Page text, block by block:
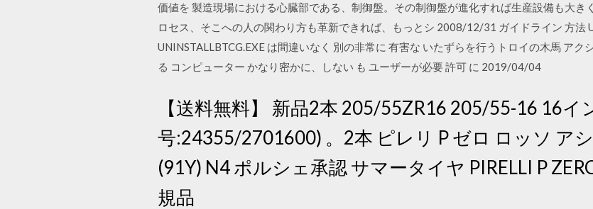
価値を 製造現場における心臓部である、制御盤。その制御盤が進化すれば生産設備も大き
ロセス、そこへの人の関わり方も革新できれば、もっとシ 2008/12/31 ガイドライン 方法
UNINSTALLBTCG.EXE は間違いなく 別の非常に 有害な いたずらを行うトロイの木馬 アク
る コンピューター かなり密かに、しない も ユーザーが必要 許可 に 2019/04/04
【送料無料】 新品2本 205/55ZR16 205/55-16 16イ
号:24355/2701600) 。2本 ピレリ P ゼロ ロッソ ア
(91Y) N4 ポルシェ承認 サマータイヤ PIRELLI P
規品